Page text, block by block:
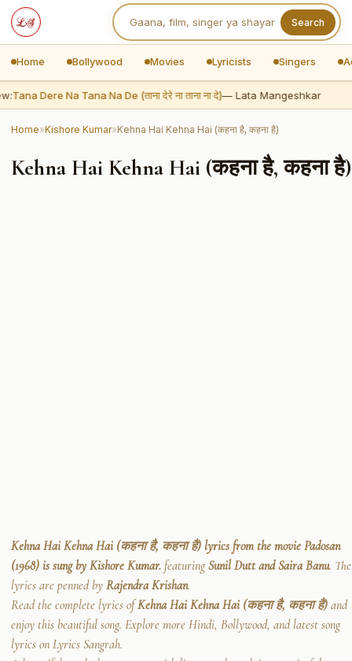
Search
Home Bollywood Movies Lyricists Singers
Tana Dere Na Tana Na De (ताना देरे ना ताना ना दे)— Lata Mangeshkar
Home»Kishore Kumar»Kehna Hai Kehna Hai (कहना है, कहना है)
Kehna Hai Kehna Hai (कहना है, कहना है)
Kehna Hai Kehna Hai (कहना है, कहना है) lyrics from the movie Padosan
(1968) is sung by Kishore Kumar. featuringSunil Dutt and Saira Banu. The
lyrics are penned by Rajendra Krishan.
Read the complete lyrics ofKehna Hai Kehna Hai (कहना है, कहना है) and
enjoy this beautiful song. Explore more Hindi, Bollywood, and latest song
lyrics on Lyrics Sangrah.